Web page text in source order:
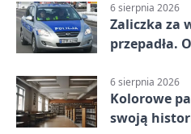
6 sierpnia 2026
Zaliczka za
przepadła.
6 sierpnia 2026
Kolorowe
swoją